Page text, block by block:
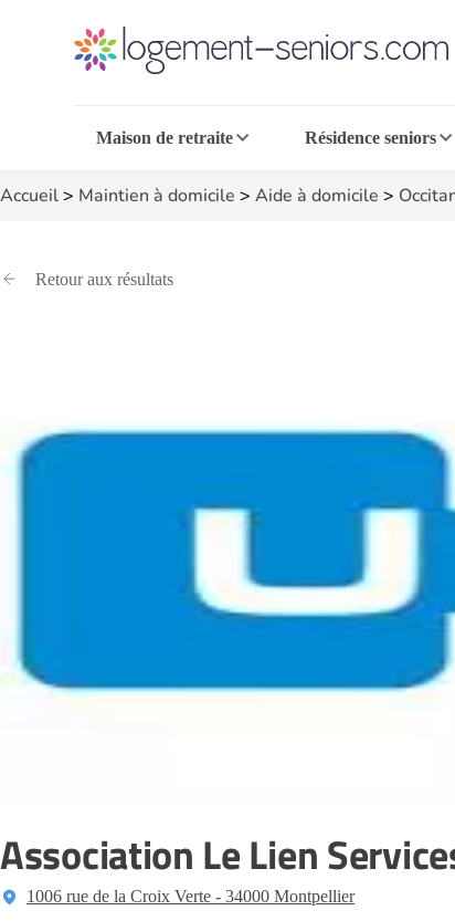
Maison de retraite Résidence seniors
Accueil> Maintien à domicile > Aide à domicile >
Retour aux résultats
Association Le Lien
1006 rue de la Croix Verte - 34000 Montpellier